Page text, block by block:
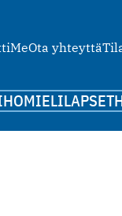
MeOta yhteyttä
MIELILAPSET